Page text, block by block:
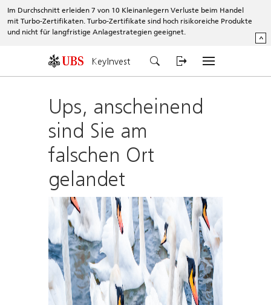
Im Durchschnitt erleiden 7 von 10 Kleinanlegern Verluste beim Handel
mit Turbo-Zertifikaten. Turbo-Zertifikate sind hoch risikoreiche Produkte
und nicht für langfristige Anlagestrategien geeignet.
^
KeyInvest
Ups, anscheinend
sind Sie am
falschen Ort
gelandet